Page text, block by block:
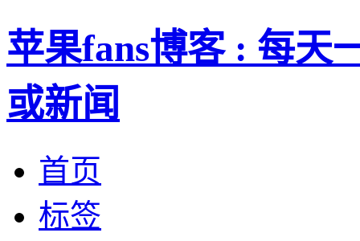
苹果fans博客 : 每天
或新闻
首页
标签